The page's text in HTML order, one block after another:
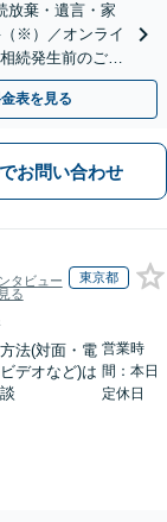
放棄・遺言・家
※）／オンライ
続発生前のご相
表を見る
お問い合わせ
タビュー
る
東京都
法(対面・電
デオなど)は
営業時
間：本日
定休日